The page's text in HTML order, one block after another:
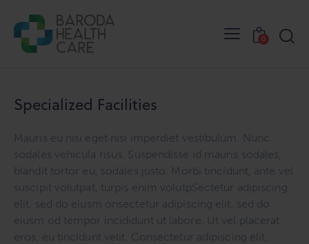
0
Specialized Facilities
Mauris eu nisi eget nisi imperdiet vestibulum. Nunc
sodales vehicula risus. Suspendisse id mauris sodales,
blandit tortor eu, sodales justo. Morbi tincidunt, ante vel
suscipit volutpat, turpis enim volutpSectetur adipiscing
elit, sed do eiusm onsectetur adipiscing elit, sed do
eiusm od tempor incididunt ut labore. Ut vel placerat
eros, eu tincidunt velit. Consectetur adipiscing elit,